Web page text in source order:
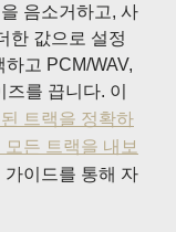
음소거하고, 사
한 값으로 설정
고 PCM/WAV,
를 끕니다. 이
트랙을 정확하
든 트랙을 내보
가이드를 통해 자